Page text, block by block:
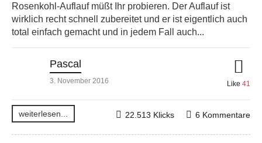
Rosenkohl-Auflauf müßt Ihr probieren. Der Auflauf ist
wirklich recht schnell zubereitet und er ist eigentlich auch
total einfach gemacht und in jedem Fall auch...
Pascal
3. November 2016 Like 41
weiterlesen... 6 Kommentare
22.513 Klicks